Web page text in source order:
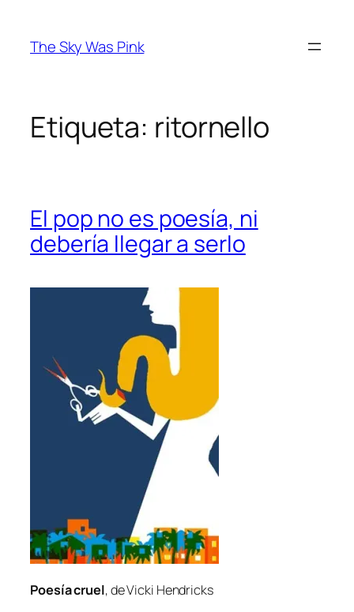
contenido
The Sky Was Pink
Etiqueta: ritornello
El pop no es poesía, ni
debería llegar a serlo
Poesía cruel, de Vicki Hendricks